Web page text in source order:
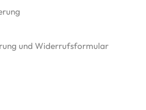
und Widerrufsformular